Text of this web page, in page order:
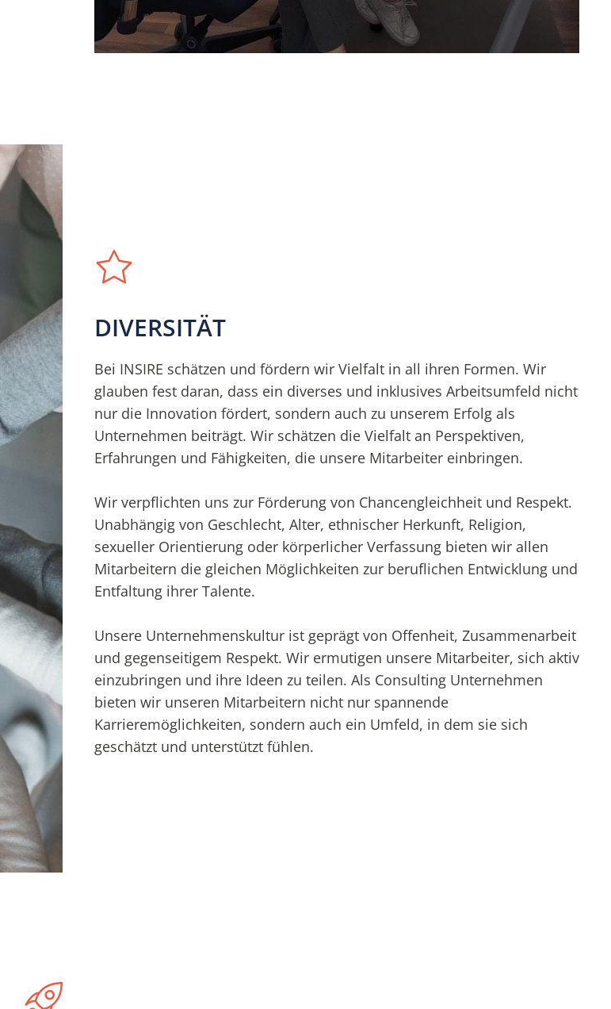
DIVERSITÄT
Bei INSIRE schätzen und fördern wir Vielfalt in all ihren Formen. Wir
glauben fest daran, dass ein diverses und inklusives Arbeitsumfeld nicht
nur die Innovation fördert, sondern auch zu unserem Erfolg als
Unternehmen beiträgt. Wir schätzen die Vielfalt an Perspektiven,
Erfahrungen und Fähigkeiten, die unsere Mitarbeiter einbringen.
Wir verpflichten uns zur Förderung von Chancengleichheit und Respekt.
Unabhängig von Geschlecht, Alter, ethnischer Herkunft, Religion,
sexueller Orientierung oder körperlicher Verfassung bieten wir allen
Mitarbeitern die gleichen Möglichkeiten zur beruflichen Entwicklung und
Entfaltung ihrer Talente.
Unsere Unternehmenskultur ist geprägt von Offenheit, Zusammenarbeit
und gegenseitigem Respekt. Wir ermutigen unsere Mitarbeiter, sich aktiv
einzubringen und ihre Ideen zu teilen. Als Consulting Unternehmen
bieten wir unseren Mitarbeitern nicht nur spannende
Karrieremöglichkeiten, sondern auch ein Umfeld, in dem sie sich
geschätzt und unterstützt fühlen.